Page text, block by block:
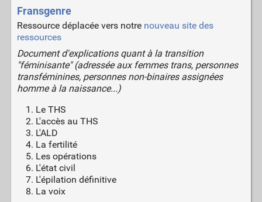
Fransgenre
Ressource déplacée vers notre nouveau site des
ressources
Document d'explications quant à la transition
"féminisante" (adressée aux femmes trans, personnes
transféminines, personnes non-binaires assignées
homme à la naissance...)
Le THS
L'accès au THS
L'ALD
La fertilité
Les opérations
L'état civil
L'épilation définitive
La voix